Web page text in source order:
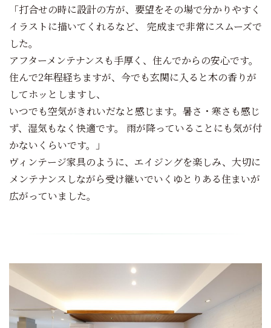
「打合せの時に設計の方が、要望をその場で分かりやすく
イラストに描いてくれるなど、 完成まで非常にスムーズで
した。
アフターメンテナンスも手厚く、住んでからの安心です。
住んで2年程経ちますが、今でも玄関に入ると木の香りが
してホッとしますし、
いつでも空気がきれいだなと感じます。暑さ・寒さも感じ
ず、湿気もなく快適です。 雨が降っていることにも気が付
かないくらいです。」
ヴィンテージ家具のように、エイジングを楽しみ、大切に
メンテナンスしながら受け継いでいくゆとりある住まいが
広がっていました。